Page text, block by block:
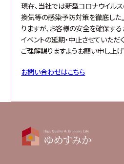
現在、当社では新型コロナウイル
換気等の感染予防対策を徹底した
りますが、お客様の安全を確保す
イベントの延期・中止させていただ
ご理解賜りますようお願い申し上げ
お問い合わせはこちら